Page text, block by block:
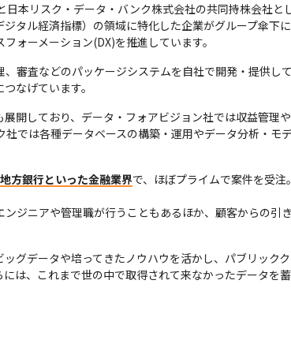
本リスク・データ・バンク株式会社の共同持株会社と
ル経済指標）の領域に特化した企業がグループ傘下
ォーメーション(DX)を推進しています。
審査などのパッケージシステムを自社で開発・提供し
なげています。
開しており、データ・フォアビジョン社では収益管理
では各種データベースの構築・運用やデータ分析・モ
方銀行といった金融業界で、ほぼプライムで案件を受
ジニアや管理職が行うこともあるほか、顧客からの引
グデータや培ってきたノウハウを活かし、パブリック
は、これまで世の中で取得されて来なかったデータを